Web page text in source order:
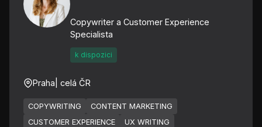
Copywriter a Customer Experience
Specialista
k dispozici
Praha | celá ČR
COPYWRITING
CONTENT MARKETING
CUSTOMER EXPERIENCE
UX WRITING